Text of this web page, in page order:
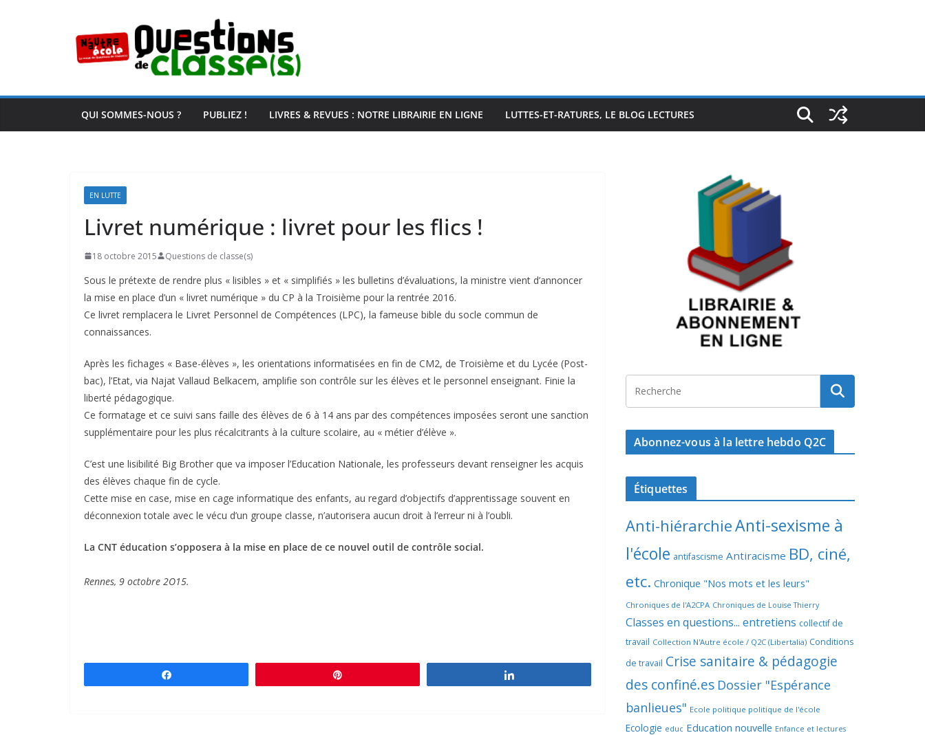
QUI SOMMES-NOUS ? PUBLIEZ ! LIVRES & REVUES : NOTRE LIBRAIRIE EN LIGNE LUTTES-ET-RATURES, LE BLOG LECTURES
EN LUTTE
Livret numérique : livret pour les flics !
18 octobre 2015 Questions de classe(s)
Sous le prétexte de rendre plus « lisibles » et « simplifiés » les bulletins d’évaluations, la ministre vient d’annoncer
la mise en place d’un « livret numérique » du CP à la Troisième pour la rentrée 2016.
Ce livret remplacera le Livret Personnel de Compétences (LPC), la fameuse bible du socle commun de
connaissances.
Après les fichages « Base-élèves », les orientations informatisées en fin de CM2, de Troisième et du Lycée (Post-
bac), l’Etat, via Najat Vallaud Belkacem, amplifie son contrôle sur les élèves et le personnel enseignant. Finie la
liberté pédagogique.
Ce formatage et ce suivi sans faille des élèves de 6 à 14 ans par des compétences imposées seront une sanction
supplémentaire pour les plus récalcitrants à la culture scolaire, au « métier d’élève ».
C’est une lisibilité Big Brother que va imposer l’Education Nationale, les professeurs devant renseigner les acquis
des élèves chaque fin de cycle.
Cette mise en case, mise en cage informatique des enfants, au regard d’objectifs d’apprentissage souvent en
déconnexion totale avec le vécu d’un groupe classe, n’autorisera aucun droit à l’erreur ni à l’oubli.
La CNT éducation s’opposera à la mise en place de ce nouvel outil de contrôle social.
Rennes, 9 octobre 2O15.
Abonnez-vous à la lettre hebdo Q2C
Étiquettes
Anti-hiérarchieAnti-sexisme à
l'école antifascisme Antiracisme BD, ciné,
etc. Chronique "Nos mots et les leurs"
Chroniques de l'A2CPA Chroniques de Louise Thierry
Classes en questions... entretiens collectif de
travail Collection N'Autre école / Q2C (Libertalia) Conditions
de travail Crise sanitaire & pédagogie
des confiné.es Dossier "Espérance
banlieues" Ecole politique politique de l'école
Ecologie educ Education nouvelle Enfance et lectures